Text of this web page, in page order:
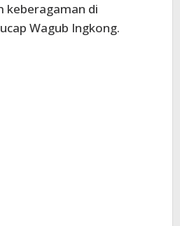
keberagaman di
Wagub Ingkong.